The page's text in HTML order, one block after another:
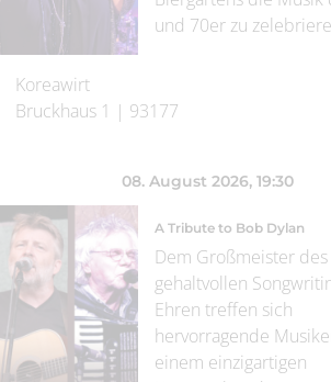
und 70er zu
Koreawirt
Bruckhaus 1 | 93177
08. August 2026, 19:30
A Tribute to Bob Dylan
Dem Großmeister des
gehaltvollen
Ehren treffen sich
hervorragende
einem einzigartigen